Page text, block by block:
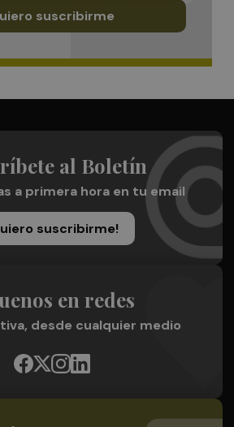
suscribirme
al Boletín
a primera hora en tu email
suscribirme!
en redes
desde cualquier medio